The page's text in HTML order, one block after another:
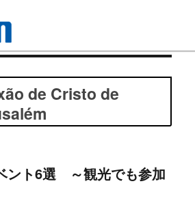
de Cristo de
ント6選 ～観光でも参加